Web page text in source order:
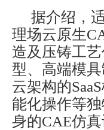
据介绍，
理场云原生
造及压铸工
型、高端模
云架构的
能化操作等
身的CAE仿真